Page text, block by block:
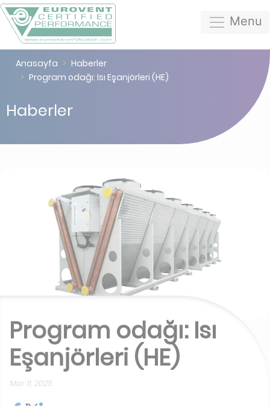
Menu
Anasayfa
Haberler
Program odağı: Isı Eşanjörleri (HE)
Haberler
Program odağı: Isı
Eşanjörleri (HE)
Mar 11, 2025